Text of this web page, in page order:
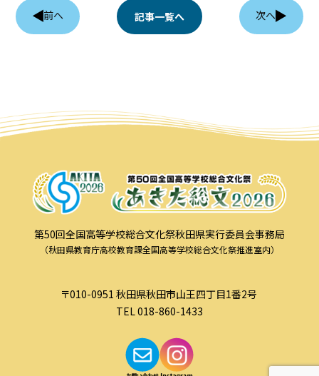
前へ 記事一覧へ 次へ
第50回全国高等学校総合文化祭秋田県実行委員会事務局
（秋田県教育庁高校教育課全国高等学校総合文化祭推進室内）
〒010-0951 秋田県秋田市山王四丁目1番2号
TEL 018-860-1433